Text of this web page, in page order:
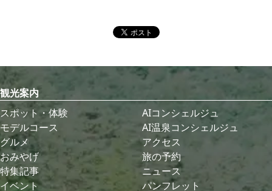
観光案内
スポット・体験
モデルコース
グルメ
おみやげ
特集記事
イベント
AIコンシェルジュ
AI温泉コンシェルジュ
アクセス
旅の予約
ニュース
パンフレット